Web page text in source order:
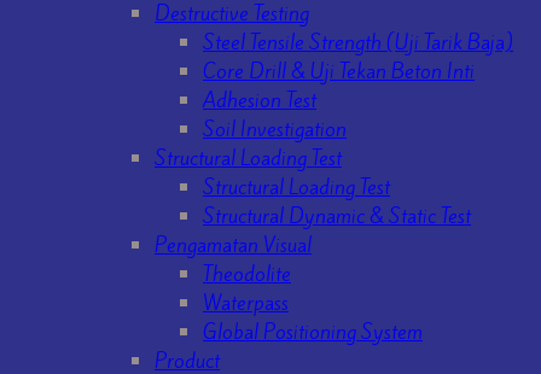
Destructive Testing
Steel Tensile Strength (Uji Tarik Baja)
Core Drill & Uji Tekan Beton Inti
Adhesion Test
Soil Investigation
Structural Loading Test
Structural Loading Test
Structural Dynamic & Static Test
Pengamatan Visual
Theodolite
Waterpass
Global Positioning System
Product